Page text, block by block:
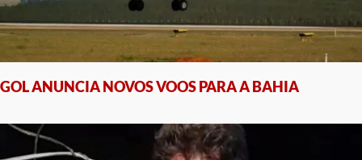
GOL ANUNCIA NOVOS VOOS PARA A BAHIA